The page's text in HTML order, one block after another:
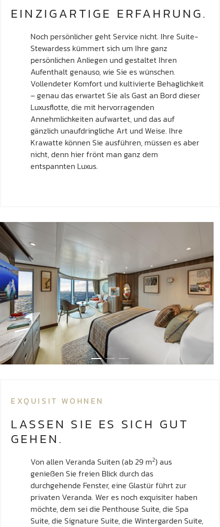
EINZIGARTIGE ERFAHRUNG.
Noch persönlicher geht Service nicht. Ihre Suite-
Stewardess kümmert sich um Ihre ganz
persönlichen Anliegen und gestaltet Ihren
Aufenthalt genauso, wie Sie es wünschen.
Vollendeter Komfort und kultivierte Behaglichkeit
– genau das erwartet Sie als Gast an Bord dieser
Luxusflotte, die mit hervorragenden
Annehmlichkeiten aufwartet, und das auf
gänzlich unaufdringliche Art und Weise. Ihre
Krawatte können Sie ausführen, müssen es aber
nicht, denn hier frönt man ganz dem
entspannten Luxus.
EXQUISIT WOHNEN
LASSEN SIE ES SICH GUT
GEHEN.
Von allen Veranda Suiten (ab 29 m2) aus
genießen Sie freien Blick durch das
durchgehende Fenster, eine Glastür führt zur
privaten Veranda. Wer es noch exquisiter haben
möchte, dem sei die Penthouse Suite, die Spa
Suite, die Signature Suite, die Wintergarden Suite,